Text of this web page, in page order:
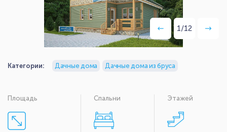
Категории: Дачные дома Дачные дома из бруса
1/12
Площадь Спальни Этажей